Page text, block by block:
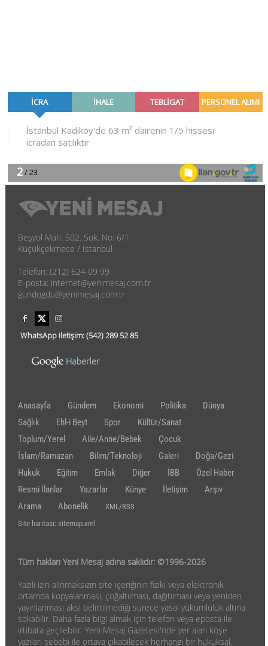
Beşyol Mah. 502. Sok. No: 6/1
Küçükçekmece / İstanbul
Telefon: (212) 624 09 99
E-posta: internet@yenimesaj.com.tr
gundogdu@yenimesaj.com.tr
WhatsApp iletişim:(542)289 52 85
Anasayfa Gündem Ekonomi Politika
Dünya
Sağlık
Ehl-i Beyt Spor
Kültür/Sanat
Toplum/Yerel
Aile/Anne/Bebek
Çocuk
İslam/Ramazan
Bilim/Teknoloji Galeri
Doğa/Gezi
Hukuk
Eğitim Emlak Diğer İBB
Özel Haber
Resmi İlanlar
Yazarlar Künye İletişim
Arşiv
Arama
Abonelik
XML/RSS
Site haritası: sitemap.xml
Tüm hakları Yeni Mesaj adına saklıdır: ©1996-2026
Yazılı izin alınmaksızın site içeriğinin fiziki veya elektronik
ortamda kopyalanması, çoğaltılması, dağıtılması veya yeniden
yayınlanması aksi belirtilmediği sürece yasal yükümlülük altına
sokabilir. Daha fazla bilgi almak için telefon veya eposta ile
irtibata geçilebilir. Yeni Mesaj Gazetesi'nde yer alan köşe
yazıları sebebi ile ortaya çıkabilecek herhangi bir hukuksal,